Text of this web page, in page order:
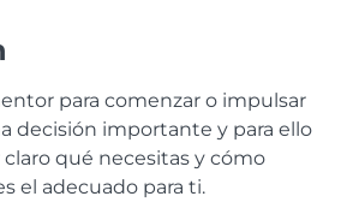
para comenzar o impulsar
decisión importante y para ello
qué necesitas y cómo
el adecuado para ti.